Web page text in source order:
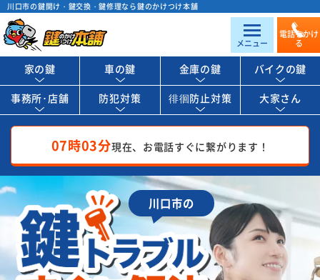
川口市の鍵開け・鍵交換・鍵修理なら鍵のかけつけ本舗
メニュー
電話をかけ
る
家の鍵 車の鍵 金庫の鍵 バイクの鍵
事務所･店舗 防犯対策 徘徊防止対策 大家さん
07時03分現在、お電話すぐに繋がります！
川口市の